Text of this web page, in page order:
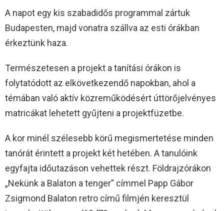
A napot egy kis szabadidős programmal zártuk
Budapesten, majd vonatra szállva az esti órákban
érkeztünk haza.
Természetesen a projekt a tanítási órákon is
folytatódott az elkövetkezendő napokban, ahol a
témában való aktív közreműködésért úttörőjelvényes
matricákat lehetett gyűjteni a projektfüzetbe.
A kor minél szélesebb körű megismertetése minden
tanórát érintett a projekt két hetében. A tanulóink
egyfajta időutazáson vehettek részt. Földrajzórákon
„Nekünk a Balaton a tenger” címmel Papp Gábor
Zsigmond Balaton retro című filmjén keresztül